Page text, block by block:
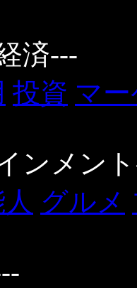
済---
投資 マ
ンメン
グルメ